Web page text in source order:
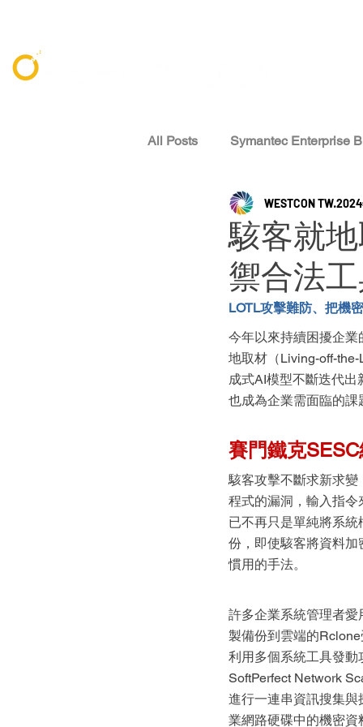
All Posts Symantec Enterprise
資安威脅情報 Threat
專家觀點 Expert Perspectives
駭客就
禦合法
WESTCON TW
LOTL攻擊難防、把機
今年以來持續困擾企
地取材（Living-off-
成式AI模型不斷迭代出
也成為企業需面臨的課
賽門鐵克
駭客攻擊不斷求新求
程式的漏洞，輸入指
已不再只是單純將系
份，即使駭客將資料
慣用的手法。
許多企業系統管理者
製備份到雲端的
利用多個系統工具發
SoftPerfect Network
進行一連串資訊搜集
業網路硬碟中的機密資